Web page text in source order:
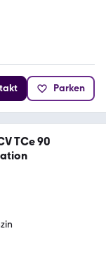
Parken
TCe 90